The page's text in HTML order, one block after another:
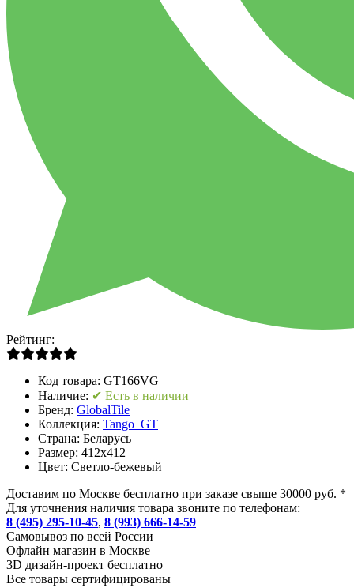
Рейтинг:
Код товара: GT166VG
Наличие: ✔ Есть в наличии
Бренд: GlobalTile
Коллекция: Tango_GT
Страна: Беларусь
Размер: 412x412
Цвет: Светло-бежевый
Доставим по Москве бесплатно при заказе свыше 30000 руб. *
Для уточнения наличия товара звоните по телефонам:
8 (495) 295-10-45, 8 (993) 666-14-59
Cамовывоз по всей России
Офлайн магазин в Москве
3D дизайн-проект бесплатно
Все товары сертифицированы